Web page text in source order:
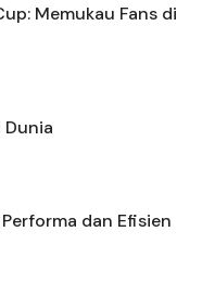
Memukau Fans di
dan Efisien